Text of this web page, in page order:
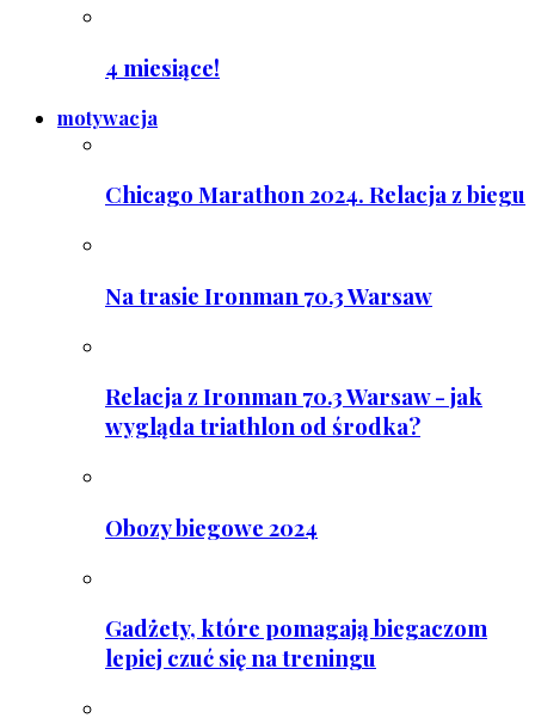
4 miesiące!
motywacja
Chicago Marathon 2024. Relacja z biegu
Na trasie Ironman 70.3 Warsaw
Relacja z Ironman 70.3 Warsaw - jak
wygląda triathlon od środka?
Obozy biegowe 2024
Gadżety, które pomagają biegaczom
lepiej czuć się na treningu